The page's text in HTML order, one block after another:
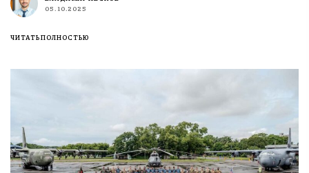
05.10.2025
ЧИТАТЬ ПОЛНОСТЬЮ